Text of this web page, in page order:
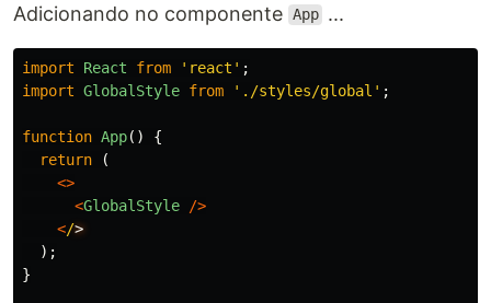
Adicionando no componente App ...
import React from ' react ' ;
import GlobalStyle from ' ./styles/global ' ;
function App()
{
return
(
<>
<GlobalStyle
/>
</
);
}